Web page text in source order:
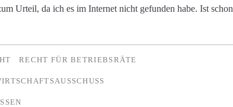
Urteil, da ich es im Internet nicht gefunden habe. Ist schon
RECHT FÜR BETRIEBSRÄTE